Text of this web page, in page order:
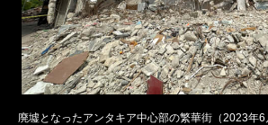
廃墟となったアンタキア中心部の繁華街（2023年6